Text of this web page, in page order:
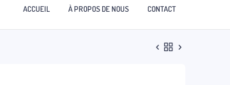
ACCUEIL À PROPOS DE NOUS CONTACT